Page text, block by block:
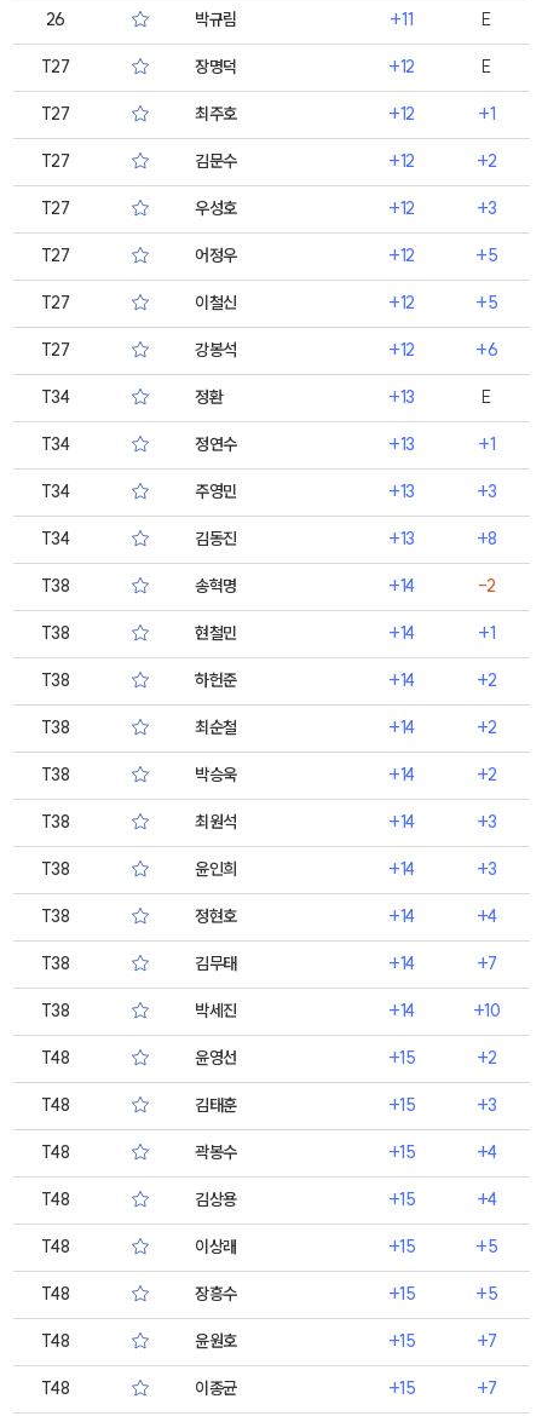
26 박규림 +11 E
T27 장명덕 +12 E
T27 최주호 +12 +1
T27 김문수 +12 +2
T27 우성호 +12 +3
T27 어정우 +12 +5
T27 이철신 +12 +5
T27 강봉석 +12 +6
T34 정환 +13 E
T34 정연수 +13 +1
T34 주영민 +13 +3
T34 김동진 +13 +8
T38 송혁명 +14 -2
T38 현철민 +14 +1
T38 하헌준 +14 +2
T38 최순철 +14 +2
T38 박승욱 +14 +2
T38 최원석 +14 +3
T38 윤인희 +14 +3
T38 정현호 +14 +4
T38 김무태 +14 +7
T38 박세진 +14 +10
T48 윤영선 +15 +2
T48 김태훈 +15 +3
T48 곽봉수 +15 +4
T48 김상용 +15 +4
T48 이상래 +15 +5
T48 장흥수 +15 +5
T48 윤원호 +15 +7
T48 이종균 +15 +7